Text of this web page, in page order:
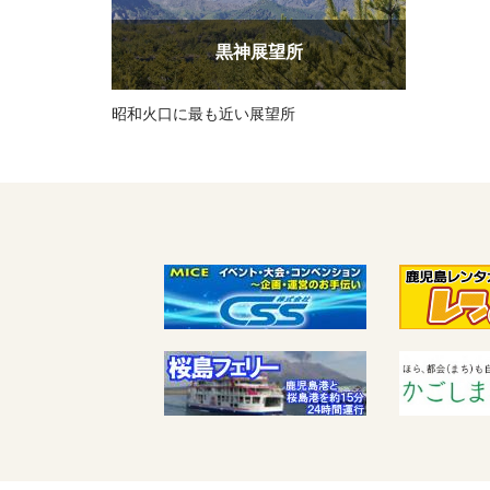
黒神展望所
昭和火口に最も近い展望所